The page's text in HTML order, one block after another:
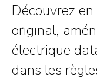
Découvrez
original,
électrique
dans les